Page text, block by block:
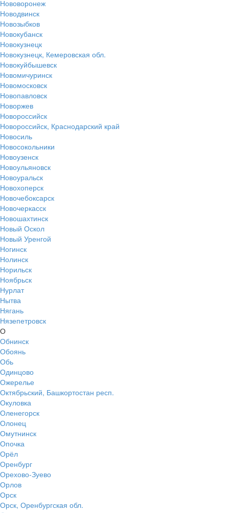
Нововоронеж
Новодвинск
Новозыбков
Новокубанск
Новокузнецк
Новокузнецк, Кемеровская обл.
Новокуйбышевск
Новомичуринск
Новомосковск
Новопавловск
Новоржев
Новороссийск
Новороссийск, Краснодарский край
Новосиль
Новосокольники
Новоузенск
Новоульяновск
Новоуральск
Новохоперск
Новочебоксарск
Новочеркасск
Новошахтинск
Новый Оскол
Новый Уренгой
Ногинск
Нолинск
Норильск
Ноябрьск
Нурлат
Нытва
Нягань
Нязепетровск
О
Обнинск
Обоянь
Обь
Одинцово
Ожерелье
Октябрьский, Башкортостан респ.
Окуловка
Оленегорск
Олонец
Омутнинск
Опочка
Орёл
Оренбург
Орехово-Зуево
Орлов
Орск
Орск, Оренбургская обл.